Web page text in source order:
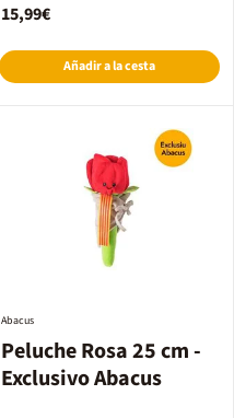
15,99€
Añadir a la cesta
Peluche Rosa 25 cm -
Exclusivo Abacus
Abacus